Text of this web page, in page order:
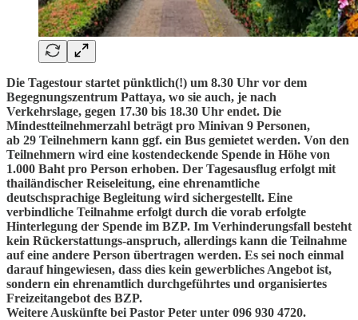
Die Tagestour startet pünktlich(!) um 8.30 Uhr vor dem
Begegnungszentrum Pattaya, wo sie auch, je nach
Verkehrslage, gegen 17.30 bis 18.30 Uhr endet. Die
Mindestteilnehmerzahl beträgt pro Minivan 9 Personen,
ab 29 Teilnehmern kann ggf. ein Bus gemietet werden. Von den
Teilnehmern wird eine kostendeckende Spende in Höhe von
1.000 Baht pro Person erhoben. Der Tagesausflug erfolgt mit
thailändischer Reiseleitung, eine ehrenamtliche
deutschsprachige Begleitung wird sichergestellt. Eine
verbindliche Teilnahme erfolgt durch die vorab erfolgte
Hinterlegung der Spende im BZP. Im Verhinderungsfall besteht
kein Rückerstattungs-anspruch, allerdings kann die Teilnahme
auf eine andere Person übertragen werden. Es sei noch einmal
darauf hingewiesen, dass dies kein gewerbliches Angebot ist,
sondern ein ehrenamtlich durchgeführtes und organisiertes
Freizeitangebot des BZP.
Weitere Auskünfte bei Pastor Peter unter 096 930 4720.